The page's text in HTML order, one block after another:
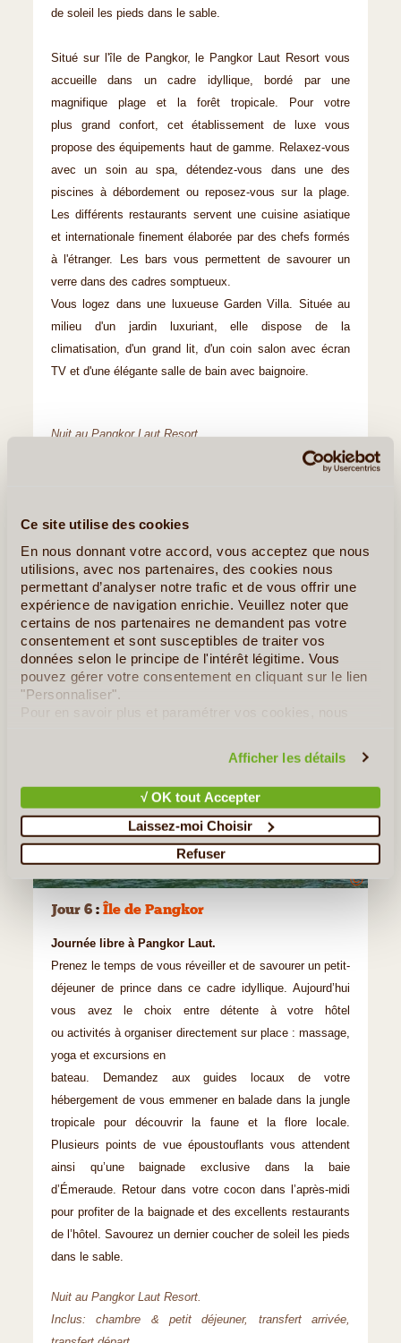
Ce site utilise des cookies
En nous donnant votre accord, vous acceptez que nous
utilisions, avec nos partenaires, des cookies nous
permettant d’analyser notre trafic et de vous offrir une
expérience de navigation enrichie. Veuillez noter que
certains de nos partenaires ne demandent pas votre
consentement et sont susceptibles de traiter vos
données selon le principe de l'intérêt légitime. Vous
pouvez gérer votre consentement en cliquant sur le lien
"Personnaliser".
Pour en savoir plus et paramétrer vos cookies, nous
Afficher les détails
√ OK tout Accepter
Laissez-moi Choisir
Refuser
de soleil les pieds dans le sable.
Situé sur l'île de Pangkor, le Pangkor Laut Resort vous
accueille dans un cadre idyllique, bordé par une
magnifique plage et la forêt tropicale. Pour votre
plus grand confort, cet établissement de luxe vous
propose des équipements haut de gamme. Relaxez-vous
avec un soin au spa, détendez-vous dans une des
piscines à débordement ou reposez-vous sur la plage.
Les différents restaurants servent une cuisine asiatique
et internationale finement élaborée par des chefs formés
à l'étranger. Les bars vous permettent de savourer un
verre dans des cadres somptueux.
Vous logez dans une luxueuse Garden Villa. Située au
milieu d'un jardin luxuriant, elle dispose de la
climatisation, d'un grand lit, d'un coin salon avec écran
TV et d'une élégante salle de bain avec baignoire.
Nuit au Pangkor Laut Resort.
Inclus: ticket de bateau, transport, chambre & petit
©
Jour 6 : Île de Pangkor
Journée libre à Pangkor Laut.
Prenez le temps de vous réveiller et de savourer un petit-
déjeuner de prince dans ce cadre idyllique. Aujourd’hui
vous avez le choix entre détente à votre hôtel
ou activités à organiser directement sur place : massage,
yoga et excursions en
bateau. Demandez aux guides locaux de votre
hébergement de vous emmener en balade dans la jungle
tropicale pour découvrir la faune et la flore locale.
Plusieurs points de vue époustouflants vous attendent
ainsi qu’une baignade exclusive dans la baie
d’Émeraude. Retour dans votre cocon dans l’après-midi
pour profiter de la baignade et des excellents restaurants
de l’hôtel. Savourez un dernier coucher de soleil les pieds
dans le sable.
Nuit au Pangkor Laut Resort.
Inclus: chambre & petit déjeuner, transfert arrivée,